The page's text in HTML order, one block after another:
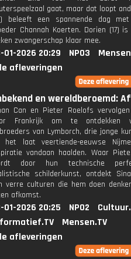
gaat, maar dat loopt
beleeft een spannende dag met
Channah Koerten. Dorien (17)
zwangerschap klaar mee.
01-2026 20:29 NPO3
afleveringen
en wereldberoemd:
Can en Pieter Roelofs
Frankrijk om te ontdekken
van Lymborch, drie jonge
het laat veertiende-eeuwse
vandaan haalden. Waar
door hun technische
schilderkunst, ontdekt
verre culturen die hem doen
afkomst.
01-2026 20:25 NPO2
Mensen.TV
afleveringen